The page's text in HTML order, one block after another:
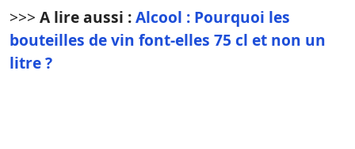
>>> A lire aussi :Alcool : Pourquoi les
bouteilles de vin font-elles 75 cl et non un
litre ?